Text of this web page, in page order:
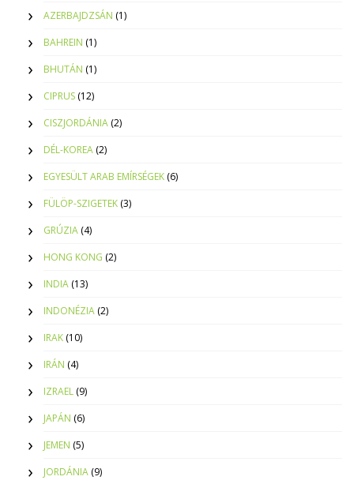
AZERBAJDZSÁN (1)
BAHREIN (1)
BHUTÁN (1)
CIPRUS (12)
CISZJORDÁNIA (2)
DÉL-KOREA (2)
EGYESÜLT ARAB EMÍRSÉGEK (6)
FÜLÖP-SZIGETEK (3)
GRÚZIA (4)
HONG KONG (2)
INDIA (13)
INDONÉZIA (2)
IRAK (10)
IRÁN (4)
IZRAEL (9)
JAPÁN (6)
JEMEN (5)
JORDÁNIA (9)